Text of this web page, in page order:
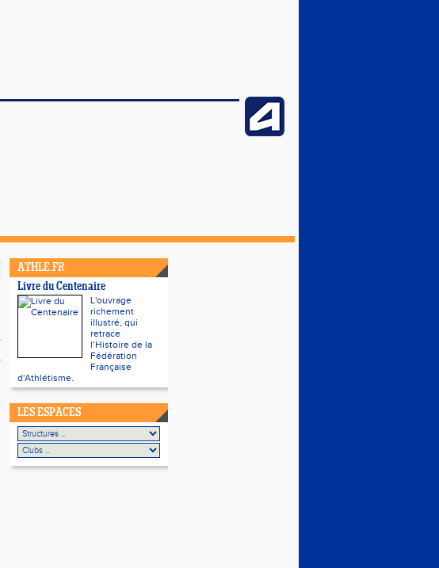
ATHLE.FR
Livre du Centenaire
L'ouvrage
richement
illustré, qui
retrace
l’Histoire de la
Fédération
Française
d'Athlétisme.
LES ESPACES